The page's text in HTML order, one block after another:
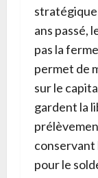
stratégique
ans passé,
pas la
permet de
sur le
gardent la
conservant
pour le